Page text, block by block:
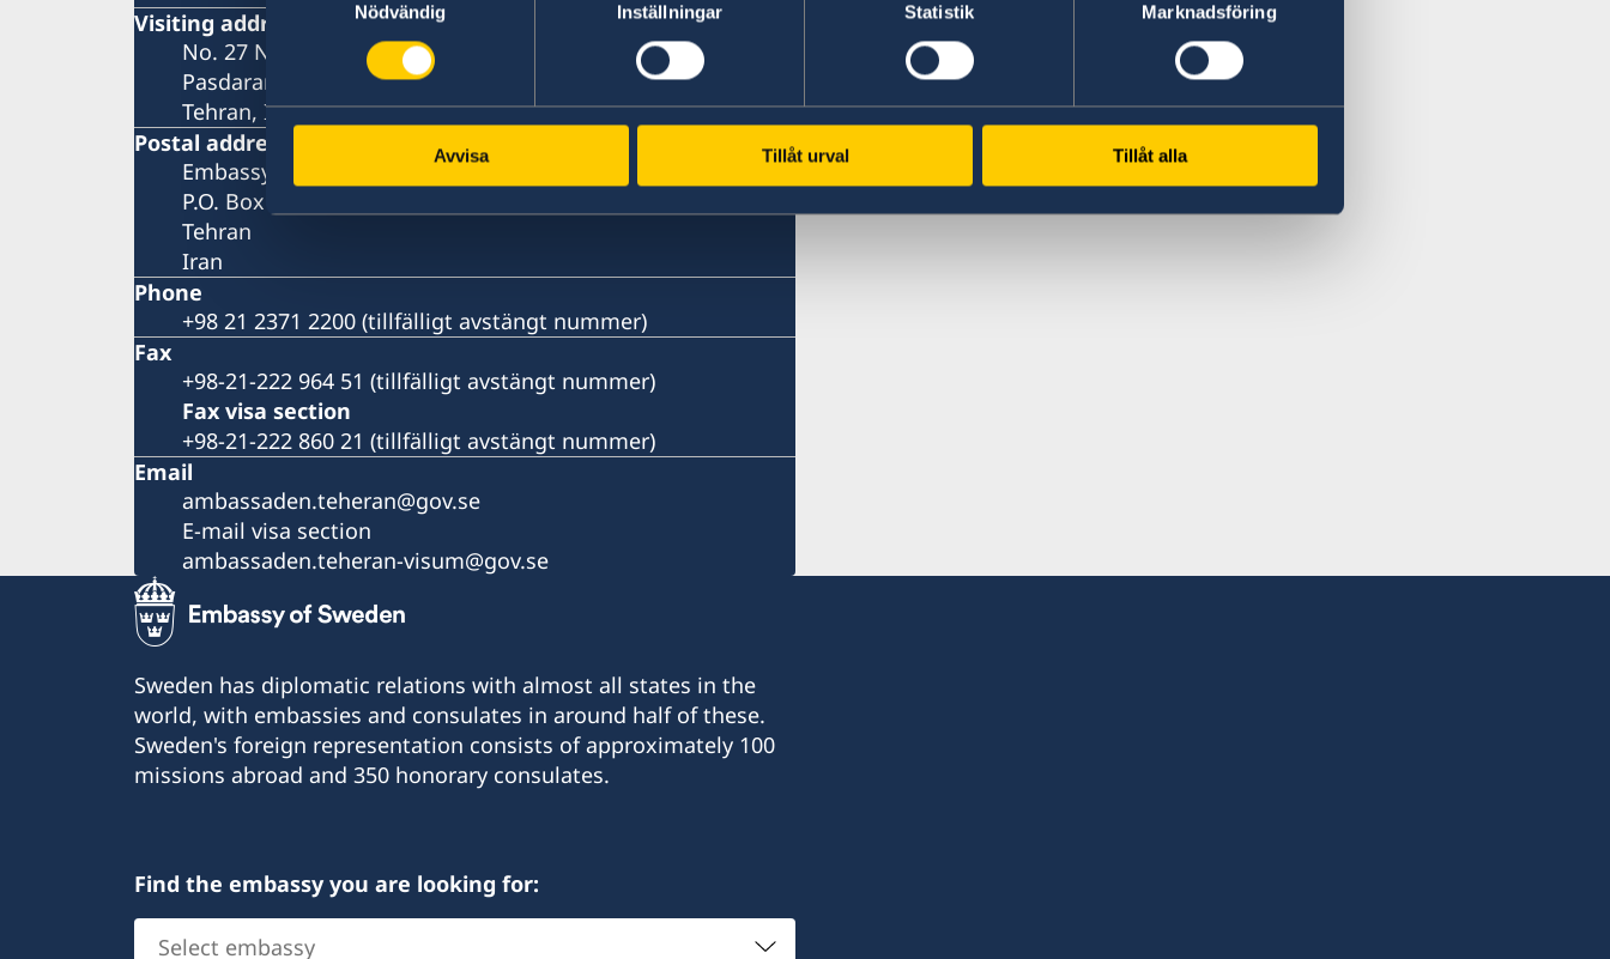
Nödvändig
Inställningar Statistik Marknadsföring
Avvisa Tillåt urval Tillåt alla
Visiting address
No. 27 Nastaran St, Boostan St.
Pasdaran Ave.
Tehran, Iran
Postal address
Embassy of Sweden
P.O. Box 458
Tehran
Iran
Phone
+98 21 2371 2200 (tillfälligt avstängt nummer)
Fax
+98-21-222 964 51 (tillfälligt avstängt nummer)
Fax visa section
+98-21-222 860 21 (tillfälligt avstängt nummer)
Email
ambassaden.teheran@gov.se
E-mail visa section
ambassaden.teheran-visum@gov.se
Sweden has diplomatic relations with almost all states in the
world, with embassies and consulates in around half of these.
Sweden's foreign representation consists of approximately 100
missions abroad and 350 honorary consulates.
Find the embassy you are looking for:
Select